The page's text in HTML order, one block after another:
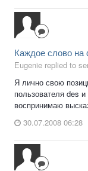
Каждое слово на
Eugenie replied to
Я лично свою
пользователя des
воспринимаю
30.07.2008 06:28